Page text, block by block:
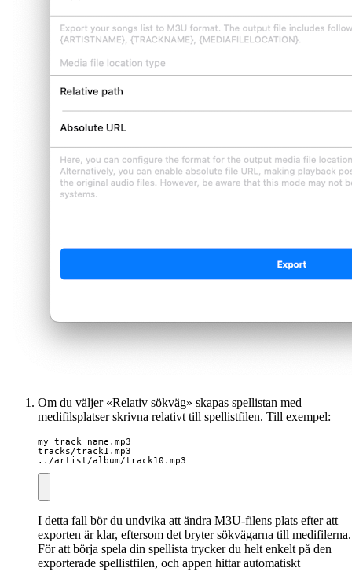
Om du väljer «Relativ sökväg» skapas spellistan med
medifilsplatser skrivna relativt till spellistfilen. Till exempel:
my track name.mp3
tracks/track1.mp3
../artist/album/track10.mp3
I detta fall bör du undvika att ändra M3U-filens plats efter att
exporten är klar, eftersom det bryter sökvägarna till medifilerna.
För att börja spela din spellista trycker du helt enkelt på den
exporterade spellistfilen, och appen hittar automatiskt